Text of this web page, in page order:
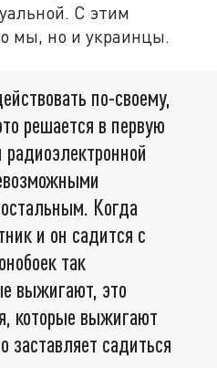
С этим
мы, но и украинцы.
по-своему,
решается в первую
Когда
и он садится с
так
выжигают, это
которые выжигают
заставляет садиться